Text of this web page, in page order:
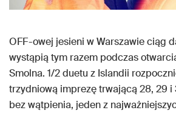
OFF-owej jesieni w Warszawie ciąg
wystąpią tym razem podczas
Smolna. 1/2 duetu z Islandii
trzydniową imprezę trwającą 28, 29 i
bez wątpienia, jeden z